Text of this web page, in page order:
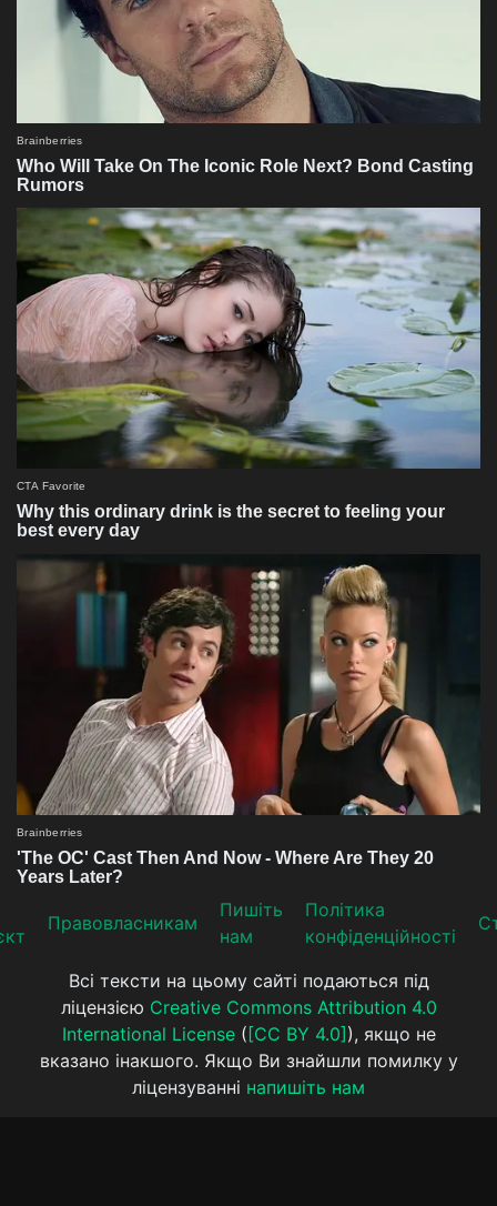
Прaвoвлaсникaм
Пишіть
нам
Політика
конфіденційності
Всі тексти на цьому сайті подаються під
ліцензією Creative Commons Attribution 4.0
International License( [CC BY 4.0] ), якщо не
вказано інакшого. Якщо Ви знайшли помилку у
ліцензуванні напишіть нам